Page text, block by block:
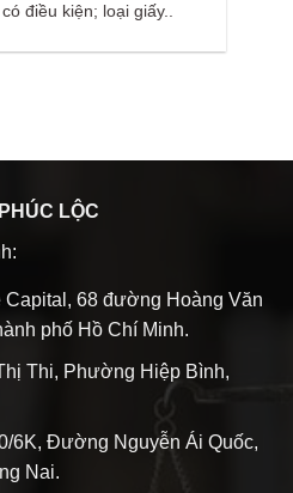
điều kiện; loại giấy..
LỘC
Capital, 68 đường Hoàng Văn
phố Hồ Chí Minh.
Thi, Phường Hiệp Bình,
6K, Đường Nguyễn Ái Quốc,
Nai.